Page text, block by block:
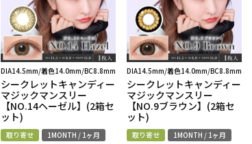
DIA14.5mm/着色14.0mm/BC8.8mm
シークレットキャンディー
マジックマンスリー
【NO.14ヘーゼル】(2箱セ
ット)
取り寄せ
1MONTH / 1ヶ月
DIA14.5mm/着色14.0mm/BC8.8mm
シークレットキャンディー
マジックマンスリー
【NO.9ブラウン】(2箱セ
ット)
取り寄せ
1MONTH / 1ヶ月